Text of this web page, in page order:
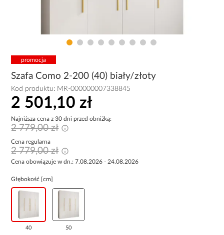
promocja
Szafa Como 2-200 (40) biały/złoty
Kod produktu: MR-000000007338845
2 501,10 zł
Najniższa cena z 30 dni przed obniżką:
2 779,00 zł
Cena regularna
2 779,00 zł
Cena obowiązuje w dn.: 7.08.2026 - 24.08.2026
Głębokość [cm]
40 50